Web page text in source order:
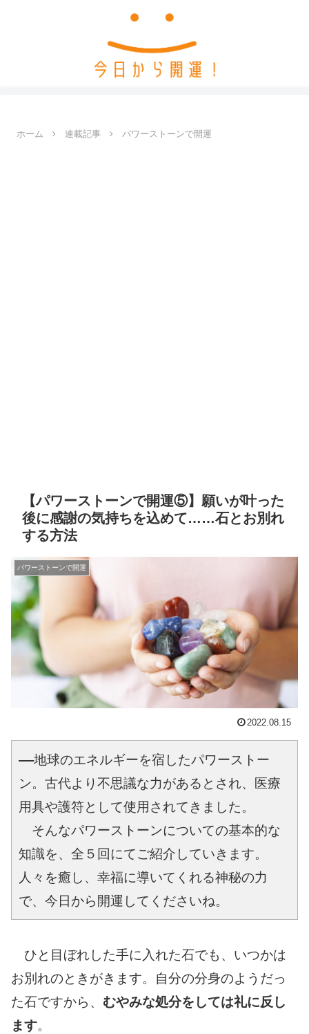
ホーム 連載記事 パワーストーンで開運
【パワーストーンで開運⑤】願いが叶った
後に感謝の気持ちを込めて……石とお別れ
する方法
パワーストーンで開運
2022.08.15
――地球のエネルギーを宿したパワーストー
ン。古代より不思議な力があるとされ、医療
用具や護符として使用されてきました。
そんなパワーストーンについての基本的な
知識を、全５回にてご紹介していきます。
人々を癒し、幸福に導いてくれる神秘の力
で、今日から開運してくださいね。
ひと目ぼれした手に入れた石でも、いつかは
お別れのときがきます。自分の分身のようだっ
た石ですから、 むやみな処分をしては礼に反し
ます。